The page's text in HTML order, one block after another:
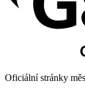
Oficiální stránky